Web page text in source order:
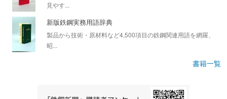
見やす...
新版鉄鋼実務用語辞典
製品から技術・原材料など4,500項目の鉄鋼関連用語を網羅、
昭...
書籍一覧